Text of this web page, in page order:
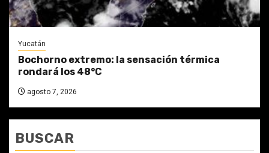
Yucatán
Bochorno extremo: la sensación térmica
rondará los 48°C
agosto 7, 2026
BUSCAR